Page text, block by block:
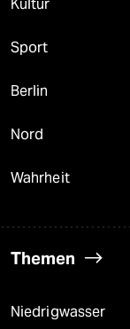
Kultur
Sport
Berlin
Nord
Wahrheit
Themen
Niedrigwasser